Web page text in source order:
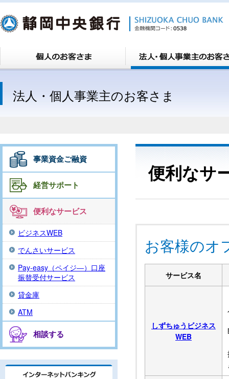
法人・個人事業主のお客さま
便利なサ
お客様のオ
サービス名
しずちゅうビジネス
WEB
事業資金ご融資
経営サポート
便利なサービス
ビジネスWEB
でんさいサービス
Pay-easy（ペイジ―）口座
振替受付サービス
貸金庫
ATM
相談する